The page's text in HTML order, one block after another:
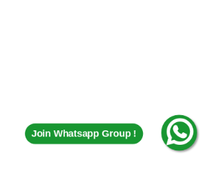
Join Whatsapp Group !